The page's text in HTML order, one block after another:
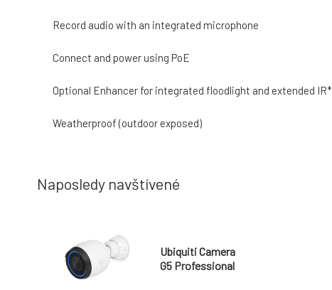
Record audio with an integrated microphone
Connect and power using PoE
Optional Enhancer for integrated floodlight and extended IR*
Weatherproof (outdoor exposed)
Naposledy navštívené
Ubiquiti Camera
G5 Professional